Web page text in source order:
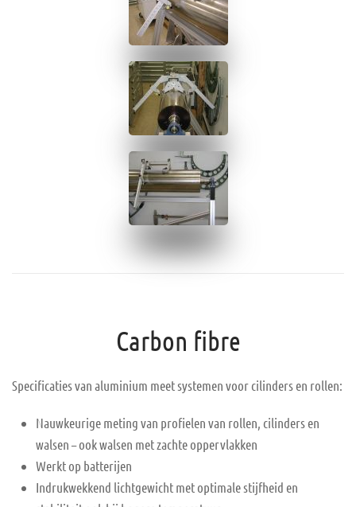
Carbon fibre
Specificaties van aluminium meet systemen voor cilinders en rollen:
Nauwkeurige meting van profielen van rollen, cilinders en
walsen – ook walsen met zachte oppervlakken
Werkt op batterijen
Indrukwekkend lichtgewicht met optimale stijfheid en